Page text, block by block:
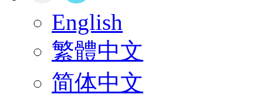
English
繁體中文
简体中文